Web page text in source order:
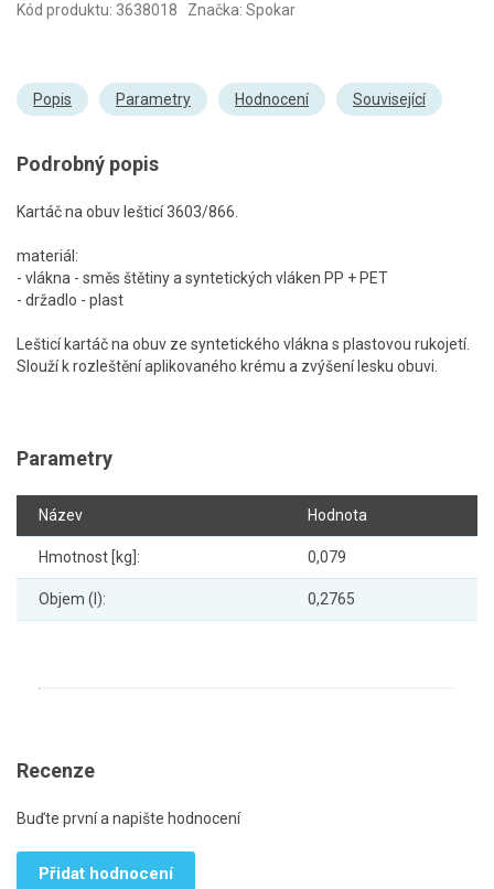
Kód produktu: 3638018 Značka: Spokar
Popis Parametry Hodnocení Související
Podrobný popis
Kartáč na obuv lešticí 3603/866.
materiál:
- vlákna - směs štětiny a syntetických vláken PP + PET
- držadlo - plast
Lešticí kartáč na obuv ze syntetického vlákna s plastovou rukojetí.
Slouží k rozleštění aplikovaného krému a zvýšení lesku obuvi.
Parametry
Název Hodnota
Hmotnost [kg]: 0,079
Objem (l): 0,2765
Recenze
Buďte první a napište hodnocení
Přidat hodnocení